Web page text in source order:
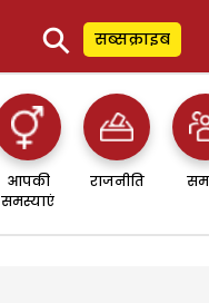
⚲ सब्सक्राइब
आपकी
समस्याएं
राजनीति